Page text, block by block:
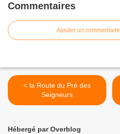
Commentaires
Ajouter un commentaire
< la Route du Pré des
Seigneurs
Hébergé par Overblog